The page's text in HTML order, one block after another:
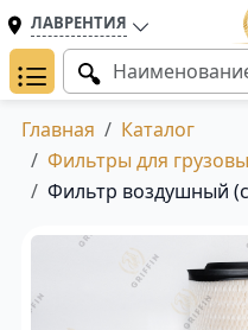
ЛАВРЕНТИЯ
Главная
Каталог
Фильтры для
Фильтр воздушный